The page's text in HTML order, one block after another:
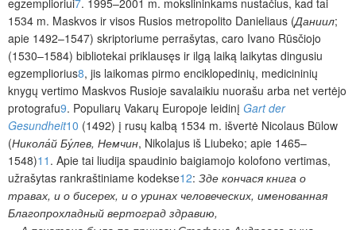
egzemplioriui7. 1995–2001 m. mokslininkams nustačius, kad tai
1534 m. Maskvos ir visos Rusios metropolito Danieliaus (Даниил;
apie 1492–1547) skriptoriume perrašytas, caro Ivano Rūsčiojo
(1530–1584) bibliotekai priklausęs ir ilgą laiką laikytas dingusiu
egzempliorius8, jis laikomas pirmo enciklopedinių, medicininių
knygų vertimo Maskvos Rusioje savalaikiu nuorašu arba net vertėjo
protografu9. Populiarų Vakarų Europoje leidinį Gart der
Gesundheit10 (1492) į rusų kalbą 1534 m. išvertė Nicolaus Bülow
(Никола́й Бу́лев, Немчин, Nikolajus iš Liubeko; apie 1465–
1548)11 . Apie tai liudija spaudinio baigiamojo kolofono vertimas,
užrašytas rankraštiniame kodekse12: Зде кончася книга о
травах, и о бисерех, и о уринах человеческих, именованная
Благопрохладный вертоград здравию,